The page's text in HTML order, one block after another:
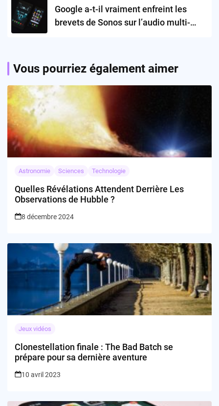
Google a-t-il vraiment enfreint les
brevets de Sonos sur l’audio multi-
Vous pourriez également aimer
Astronomie Sciences Technologie
Quelles Révélations Attendent Derrière Les
Observations de Hubble ?
8 décembre 2024
Jeux vidéos
Clonestellation finale : The Bad Batch se
prépare pour sa dernière aventure
10 avril 2023